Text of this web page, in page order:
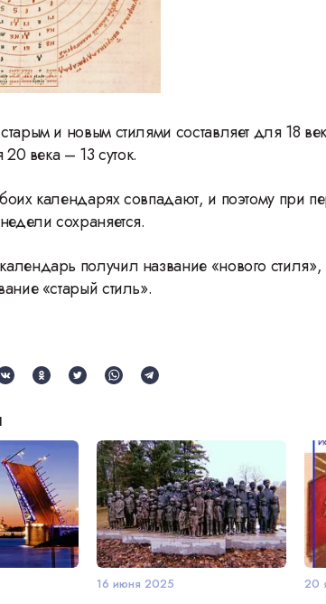
и новым стилями составляет для 18
века – 13 суток.
календарях совпадают, и поэтому при
сохраняется.
получил название «нового
«старый стиль».
16 июня 2025 20